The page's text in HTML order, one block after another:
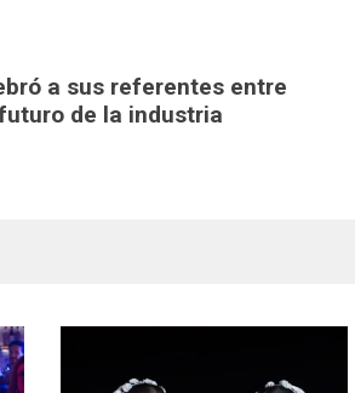
a sus referentes entre
de la industria